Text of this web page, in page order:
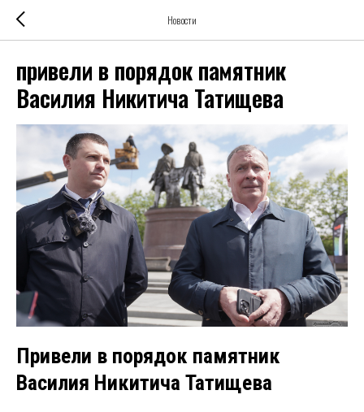
Новости
привели в порядок памятник
Василия Никитича Татищева
Привели в порядок памятник
Василия Никитича Татищева